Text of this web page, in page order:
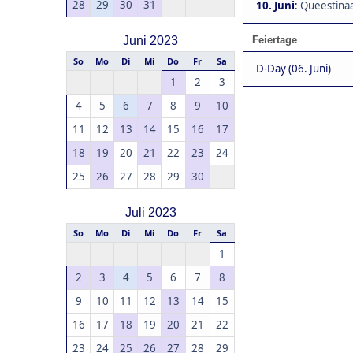
28 29 30 31
Juni 2023
So Mo Di Mi Do Fr Sa
1 2
3
4
5 6 7 8 9
10
11
12 13 14 15 16
17
18
19 20 21 22 23
24
25
26 27 28 29 30
Juli 2023
So Mo Di Mi Do Fr Sa
1
2
3 4 5 6 7
8
9
10 11 12 13 14
15
16
17 18 19 20 21
22
23
24 25 26 27 28 29
10. Juni:
Feiertage
D-Day (06. Juni)